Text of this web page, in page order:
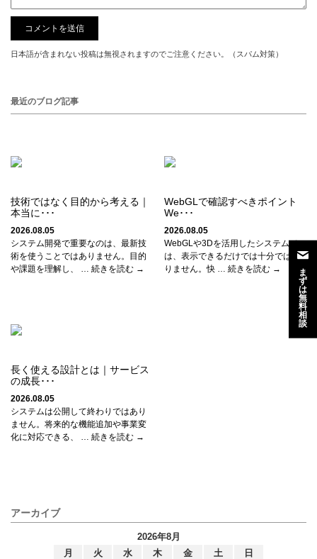
日本語が含まれない投稿は無視されますのでご注意ください。（スパム対策）
最近のブログ記事
技術ではなく目的から考える｜
本当に･･･
2026.08.05
システム開発で重要なのは、最新技
術を使うことではありません。目的
や課題を理解し、 … 続きを読む →
WebGLで確認すべきポイント
We･･･
2026.08.05
WebGLや3Dを活用したシステムで
は、表示できるだけでは十分ではあ
りません。快 … 続きを読む →
長く使える設計とは｜サービス
の成長･･･
2026.08.05
システムは公開して終わりではあり
ません。将来的な機能追加や事業変
化に対応できる、 … 続きを読む →
アーカイブ
2026年8月
月
火 水 木 金 土 日
ま
ず
は
無
料
相
談